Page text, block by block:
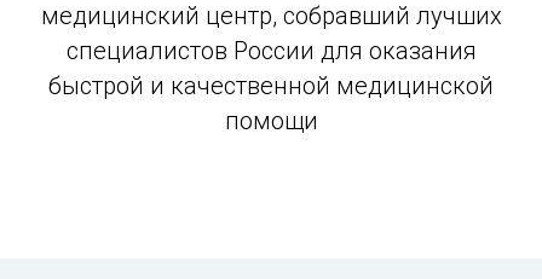
медицинский центр, собравший лучших
специалистов России для оказания
быстрой и качественной медицинской
помощи